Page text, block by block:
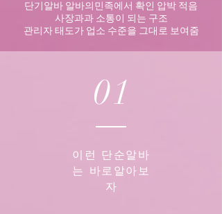
단기알바 알바의민족에서 확인 압박 적음
사장과과 소통이 되는 구조
관리자 태도가 업소 수준을 그대로 보여줌
01
이런 단순알바
는 바로알아보
자